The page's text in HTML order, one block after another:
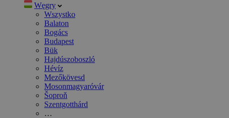
Węgry
Wszystko
Balaton
Bogács
Budapest
Bük
Hajdúszoboszló
Hévíz
Mezőkövesd
Mosonmagyaróvár
Šoproň
Szentgotthárd
…